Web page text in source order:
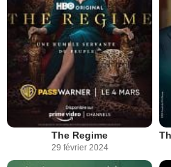
The Regime
29 février 2024